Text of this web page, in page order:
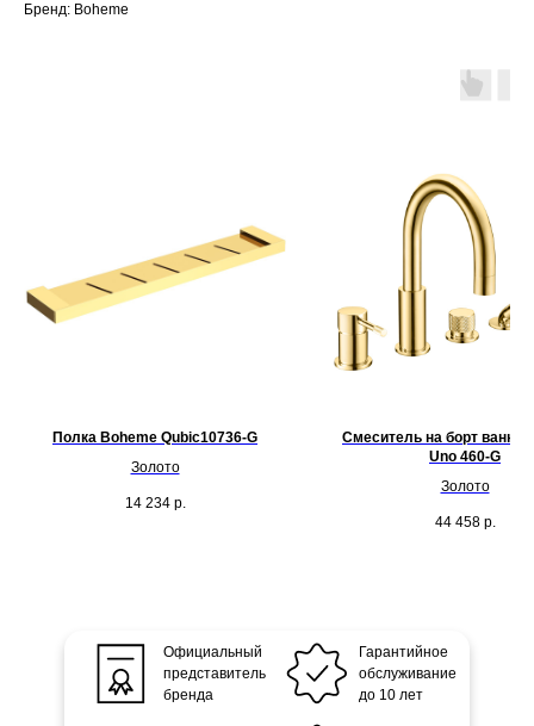
Бренд: Boheme
Полка Boheme Qubic10736-G
Золото
14 234 р.
Смеситель на борт ванны
Uno 460-G
Золото
44 458 р.
Официальный
представитель
бренда
Гарантийное
обслуживание
до 10 лет